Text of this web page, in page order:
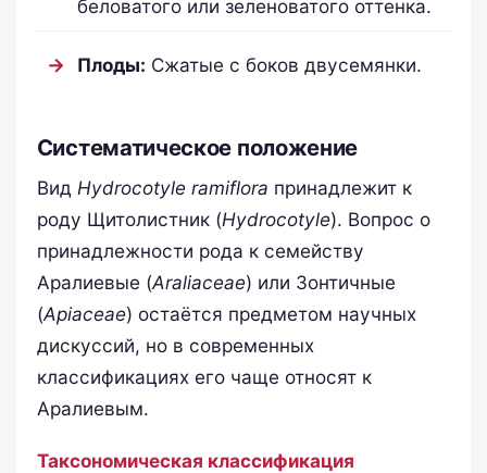
беловатого или зеленоватого оттенка.
Плоды: Сжатые с боков двусемянки.
Систематическое положение
Вид Hydrocotyle ramiflora принадлежит к
роду Щитолистник (Hydrocotyle). Вопрос о
принадлежности рода к семейству
Аралиевые (Araliaceae) или Зонтичные
(Apiaceae) остаётся предметом научных
дискуссий, но в современных
классификациях его чаще относят к
Аралиевым.
Таксономическая классификация